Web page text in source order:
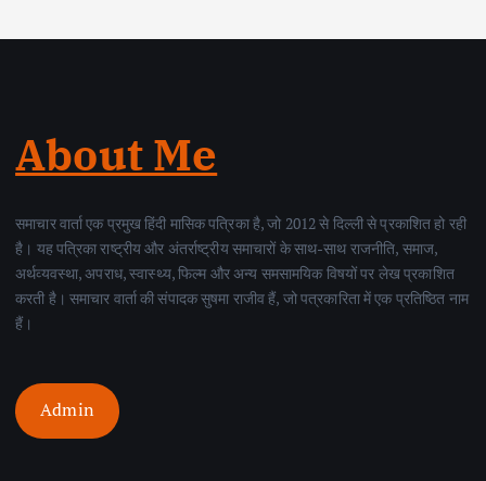
About Me
समाचार वार्ता एक प्रमुख हिंदी मासिक पत्रिका है, जो 2012 से दिल्ली से प्रकाशित हो रही
है। यह पत्रिका राष्ट्रीय और अंतर्राष्ट्रीय समाचारों के साथ-साथ राजनीति, समाज,
अर्थव्यवस्था, अपराध, स्वास्थ्य, फिल्म और अन्य समसामयिक विषयों पर लेख प्रकाशित
करती है। समाचार वार्ता की संपादक सुषमा राजीव हैं, जो पत्रकारिता में एक प्रतिष्ठित नाम
हैं।
Admin